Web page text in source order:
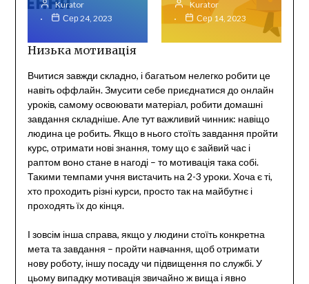
Kurator
Сер 24, 2023
Kurator
Сер 14, 2023
Низька мотивація
Вчитися завжди складно, і багатьом нелегко робити це
навіть оффлайн. Змусити себе приєднатися до онлайн
уроків, самому освоювати матеріал, робити домашні
завдання складніше. Але тут важливий чинник: навіщо
людина це робить. Якщо в нього стоїть завдання пройти
курс, отримати нові знання, тому що є зайвий час і
раптом воно стане в нагоді – то мотивація така собі.
Такими темпами учня вистачить на 2-3 уроки. Хоча є ті,
хто проходить різні курси, просто так на майбутнє і
проходять їх до кінця.
І зовсім інша справа, якщо у людини стоїть конкретна
мета та завдання – пройти навчання, щоб отримати
нову роботу, іншу посаду чи підвищення по службі. У
цьому випадку мотивація звичайно ж вища і явно